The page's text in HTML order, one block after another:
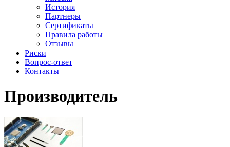
История
Партнеры
Сертификаты
Правила работы
Отзывы
Риски
Вопрос-ответ
Контакты
Производитель